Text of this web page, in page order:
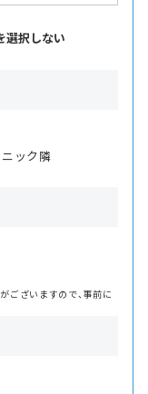
選択しない
ック隣
ございますので、事前に